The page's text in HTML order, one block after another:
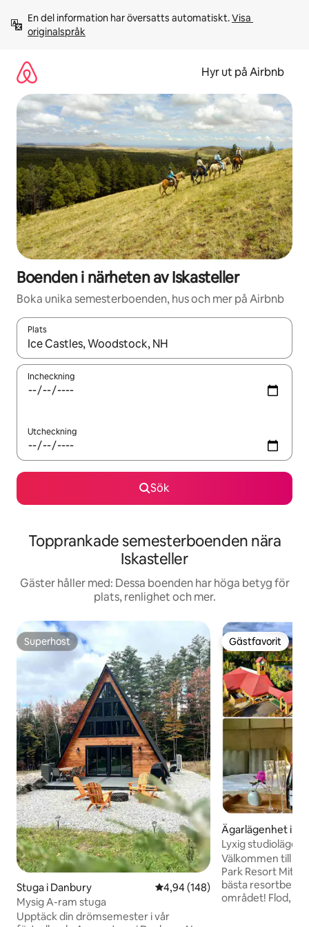
innehåll
En del information har översatts automatiskt. Visa
originalspråk
Hyr ut på Airbnb
Boenden i närheten av Iskasteller
Boka unika semesterboenden, hus och mer på Airbnb
Plats
När resultaten är tillgängliga kan du navigera med upp- och
Incheckning
Utcheckning
Sök
Topprankade semesterboenden nära
Iskasteller
Gäster håller med: Dessa boenden har höga betyg för
plats, renlighet och mer.
Superhost
Superhost
Stuga i Danbury 4,94 av 5 i genomsnittligt
4,94 (148)
Mysig A-ram stuga
Upptäck din drömsemester i vår
Gästfavorit
Gästfavorit
Ägarlägenhet i
Lyxig
Pool Damm Flod
Välkommen till
Park Resort Mitt i
bästa
området! Flod,